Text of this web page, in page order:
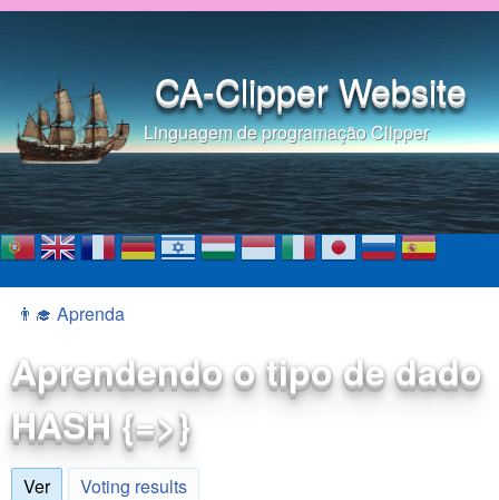
Pular para o conteúdo
CA-Clipper Website
Linguagem de programação Clipper
Você está aqui
👨‍🎓 Aprenda
Aprendendo o tipo de dado
HASH {=>}
Ver(aba ativa)
Voting results